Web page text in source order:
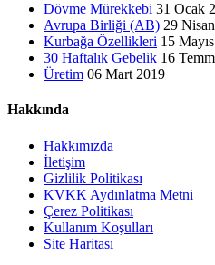
Dövme Mürekkebi 31 Ocak
Avrupa Birliği (AB) 29
Kurbağa Özellikleri 15
30 Haftalık Gebelik 16
Üretim 06 Mart 2019
Hakkında
Hakkımızda
İletişim
Gizlilik Politikası
KVKK Aydınlatma Metni
Çerez Politikası
Kullanım Koşulları
Site Haritası